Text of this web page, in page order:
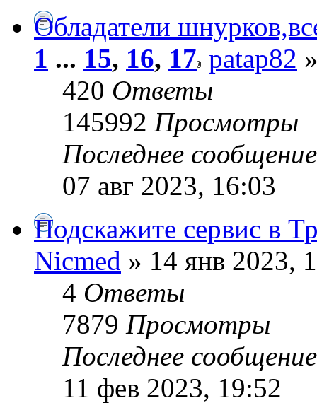
Обладатели
1 ... 15, 16, 17 patap82
420 Ответы
145992 Просмотры
Последнее
07 авг 2023, 16:03
Подскажите сервис в
Nicmed » 14 янв 2023,
4 Ответы
7879 Просмотры
Последнее
11 фев 2023, 19:52